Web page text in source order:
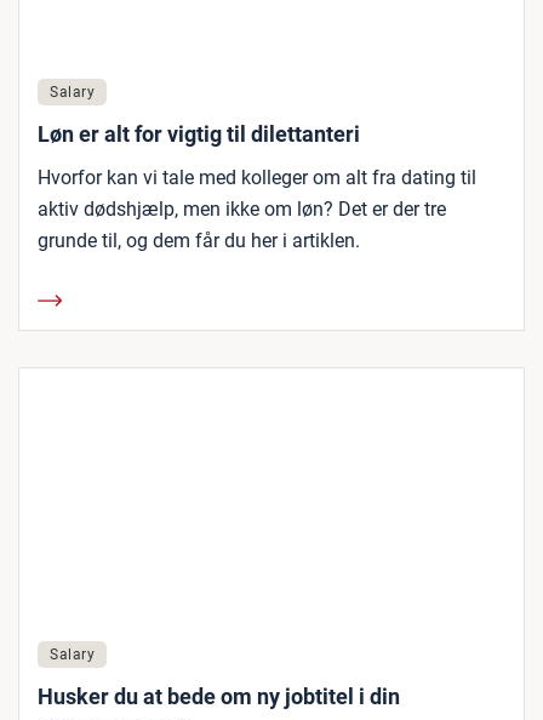
Salary
Løn er alt for vigtig til dilettanteri
Hvorfor kan vi tale med kolleger om alt fra dating til
aktiv dødshjælp, men ikke om løn? Det er der tre
grunde til, og dem får du her i artiklen.
Salary
Husker du at bede om ny jobtitel i din